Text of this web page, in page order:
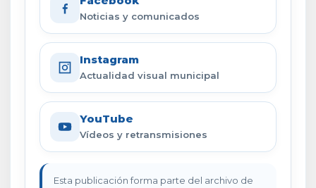
Noticias y comunicados
Instagram
Actualidad visual municipal
YouTube
Vídeos y retransmisiones
Esta publicación forma parte del archivo de